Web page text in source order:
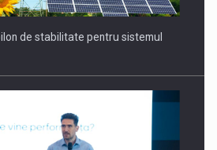
de stabilitate pentru sistemul